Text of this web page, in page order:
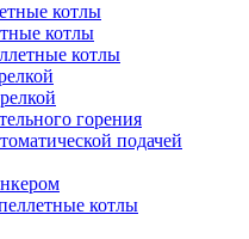
котлы
котлы
котлы
горения
подачей
котлы